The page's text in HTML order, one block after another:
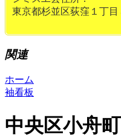
東京都杉並区荻窪１丁目
関連
ホーム
袖看板
中央区小舟